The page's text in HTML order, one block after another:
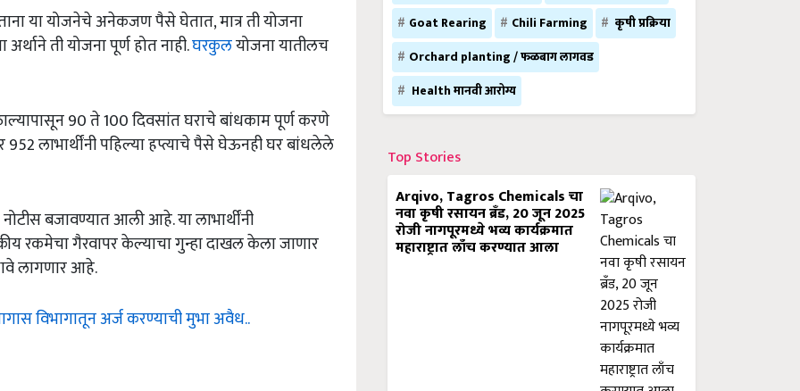
या योजनेचे अनेकजण पैसे घेतात, मात्र ती योजना
ती योजना पूर्ण होत नाही.घरकुलयोजना यातीलच
90 ते 100 दिवसांत घराचे बांधकाम पूर्ण करणे
लाभार्थींनी पहिल्या हप्त्याचे पैसे घेऊनही घर बांधलेले
बजावण्यात आली आहे. या लाभार्थींनी
रकमेचा गैरवापर केल्याचा गुन्हा दाखल केला जाणार
लागणार आहे.
विभागातून अर्ज करण्याची मुभा अवैध..
Goat Rearing
Chili Farming
कृषी प्रक्रिया
Orchard planting / फळबाग लागवड
Health मानवी आरोग्य
Top Stories
Arqivo, Tagros Chemicals चा
नवा कृषी रसायन ब्रँड, 20 जून 2025
रोजी नागपूरमध्ये भव्य कार्यक्रमात
महाराष्ट्रात लाँच करण्यात आला